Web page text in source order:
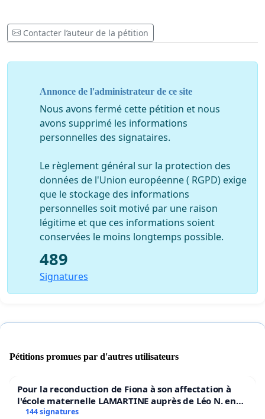
Contacter l’auteur de la pétition
Annonce de l'administrateur de ce site
Nous avons fermé cette pétition et nous
avons supprimé les informations
personnelles des signataires.
Le règlement général sur la protection des
données de l'Union européenne ( RGPD) exige
que le stockage des informations
personnelles soit motivé par une raison
légitime et que ces informations soient
conservées le moins longtemps possible.
489
Signatures
Pétitions promues par d'autres utilisateurs
Pour la reconduction de Fiona à son affectation à
l'école maternelle LAMARTINE auprès de Léo N. en
2026/2027
144 signatures